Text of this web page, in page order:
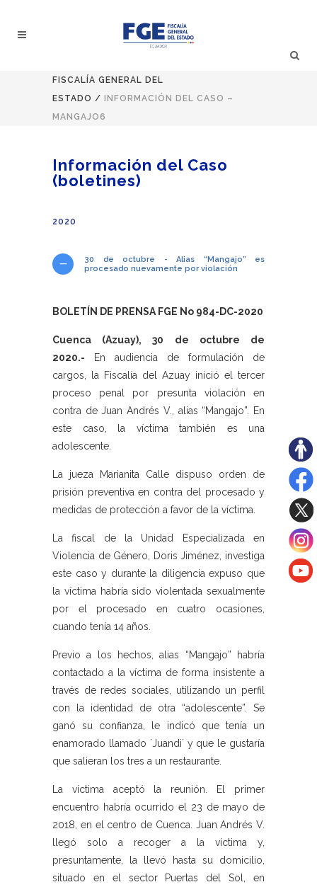
FISCALÍA GENERAL DEL
ESTADO /
INFORMACIÓN DEL CASO –
MANGAJO6
Información del Caso
(boletines)
2020
30 de octubre - Alias “Mangajo” es
procesado nuevamente por violación
BOLETÍN DE PRENSA FGE No 984-DC-2020
Cuenca (Azuay), 30 de octubre de
2020.- En audiencia de formulación de
cargos, la Fiscalía del Azuay inició el tercer
proceso penal por presunta violación en
contra de Juan Andrés V., alias “Mangajo”. En
este caso, la víctima también es una
adolescente.
La jueza Marianita Calle dispuso orden de
prisión preventiva en contra del procesado y
medidas de protección a favor de la víctima.
La fiscal de la Unidad Especializada en
Violencia de Género, Doris Jiménez, investiga
este caso y durante la diligencia expuso que
la víctima habría sido violentada sexualmente
por el procesado en cuatro ocasiones,
cuando tenía 14 años.
Previo a los hechos, alias “Mangajo” habría
contactado a la víctima de forma insistente a
través de redes sociales, utilizando un perfil
con la identidad de otra “adolescente”. Se
ganó su confianza, le indicó que tenía un
enamorado llamado ´Juandi´ y que le gustaría
que salieran los tres a un restaurante.
La víctima aceptó la reunión. El primer
encuentro habría ocurrido el 23 de mayo de
2018, en el centro de Cuenca. Juan Andrés V.
llegó solo a recoger a la víctima y,
presuntamente, la llevó hasta su domicilio,
situado en el sector Puertas del Sol, en